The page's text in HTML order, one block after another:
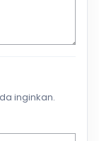
inginkan.